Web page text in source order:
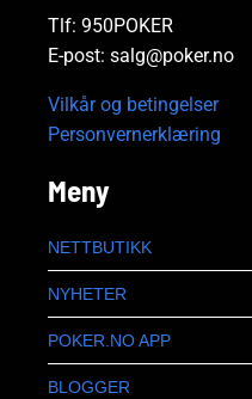
Tlf: 950POKER
E-post: salg@poker.no
Vilkår og betingelser
Personvernerklæring
Meny
NETTBUTIKK
NYHETER
POKER.NO APP
BLOGGER